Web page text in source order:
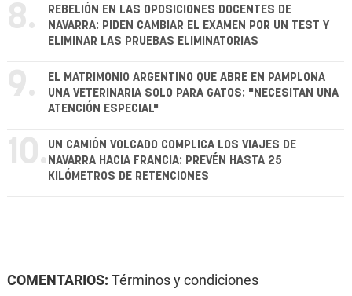
8.
REBELIÓN EN LAS OPOSICIONES DOCENTES DE
NAVARRA: PIDEN CAMBIAR EL EXAMEN POR UN TEST Y
ELIMINAR LAS PRUEBAS ELIMINATORIAS
9.
EL MATRIMONIO ARGENTINO QUE ABRE EN PAMPLONA
UNA VETERINARIA SOLO PARA GATOS: "NECESITAN UNA
ATENCIÓN ESPECIAL"
10. UN CAMIÓN VOLCADO COMPLICA LOS VIAJES DE
NAVARRA HACIA FRANCIA: PREVÉN HASTA 25
KILÓMETROS DE RETENCIONES
COMENTARIOS: Términos y condiciones